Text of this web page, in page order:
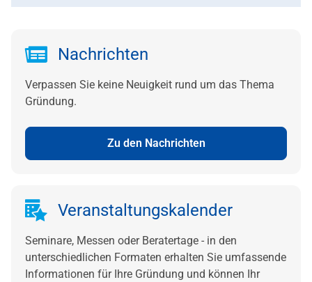
Nachrichten
Verpassen Sie keine Neuigkeit rund um das Thema
Gründung.
Zu den Nachrichten
Veranstaltungskalender
Seminare, Messen oder Beratertage - in den
unterschiedlichen Formaten erhalten Sie umfassende
Informationen für Ihre Gründung und können Ihr